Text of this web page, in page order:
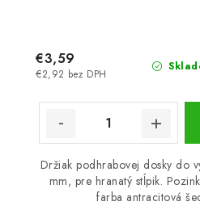
€2,92 bez DPH
€3,59
Držiak podhrabovej dosky do
mm, pre hranatý stĺpik.
farba antracitová